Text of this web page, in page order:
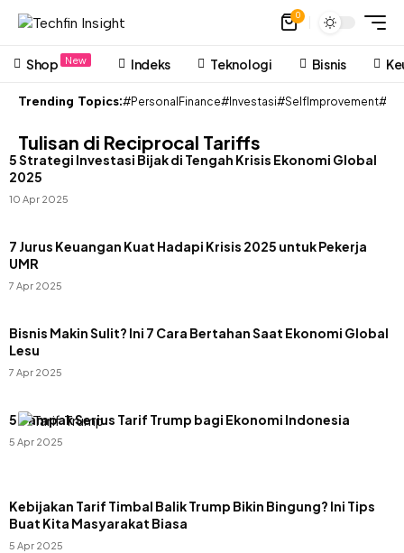
0
Shop New Indeks Teknologi Bisnis
Trending Topics:#PersonalFinance#Investasi#SelfImprovement
Tulisan di Reciprocal Tariffs
5 Strategi Investasi Bijak di Tengah Krisis Ekonomi Global
2025
10 Apr 2025
7 Jurus Keuangan Kuat Hadapi Krisis 2025 untuk Pekerja
UMR
7 Apr 2025
Bisnis Makin Sulit? Ini 7 Cara Bertahan Saat Ekonomi Global
Lesu
7 Apr 2025
5 Dampak Serius Tarif Trump bagi Ekonomi Indonesia
5 Apr 2025
Kebijakan Tarif Timbal Balik Trump Bikin Bingung? Ini Tips
Buat Kita Masyarakat Biasa
5 Apr 2025